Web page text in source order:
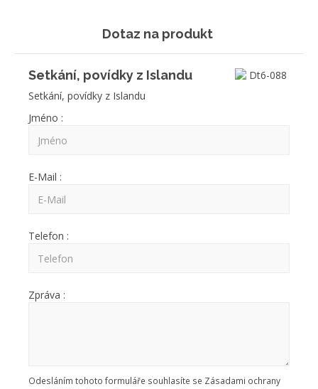
Dotaz na produkt
Setkání, povídky z Islandu
Setkání, povídky z Islandu
Jméno :
E-Mail :
Telefon :
Zpráva :
Odesláním tohoto formuláře souhlasíte se Zásadami ochrany